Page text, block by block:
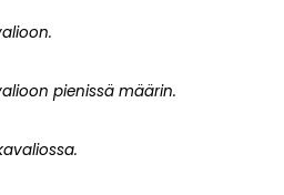
pienissä määrin.